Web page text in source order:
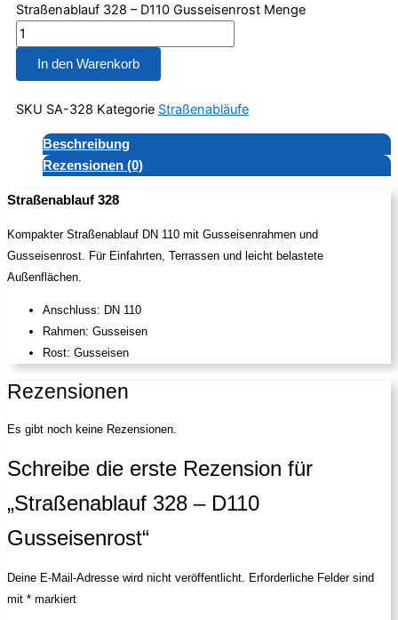
Straßenablauf 328 – D110 Gusseisenrost Menge
In den Warenkorb
SKU SA-328 Kategorie Straßenabläufe
Beschreibung
Rezensionen (0)
Straßenablauf 328
Kompakter Straßenablauf DN 110 mit Gusseisenrahmen und
Gusseisenrost. Für Einfahrten, Terrassen und leicht belastete
Außenflächen.
Anschluss: DN 110
Rahmen: Gusseisen
Rost: Gusseisen
Rezensionen
Es gibt noch keine Rezensionen.
Schreibe die erste Rezension für
„Straßenablauf 328 – D110
Gusseisenrost“
Deine E-Mail-Adresse wird nicht veröffentlicht. Erforderliche Felder sind
mit * markiert